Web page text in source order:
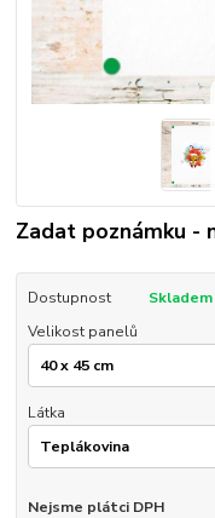
Zadat poznámku -
Dostupnost
Skladem
Velikost panelů
Látka
Nejsme plátci DPH